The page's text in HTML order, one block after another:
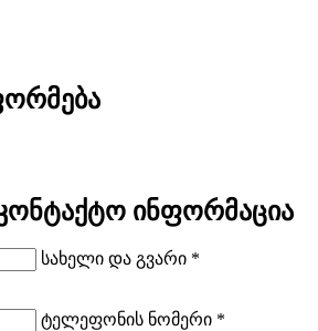
ინფორმაცია
სახელი და გვარი *
ტელეფონის ნომერი *